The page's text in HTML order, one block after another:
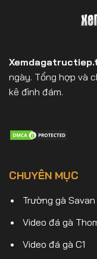
ngày. Tổng hợp và
kê đình đám.
CHUYÊN MỤC
Trường gà Savan
Video đá gà
Video đá gà C1